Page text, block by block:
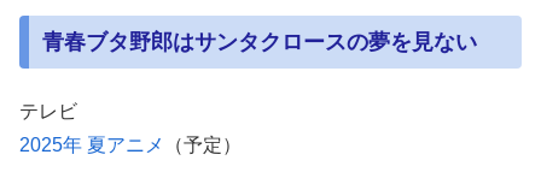
青春ブタ野郎はサンタクロースの夢を見ない
テレビ
2025年 夏アニメ
（予定）